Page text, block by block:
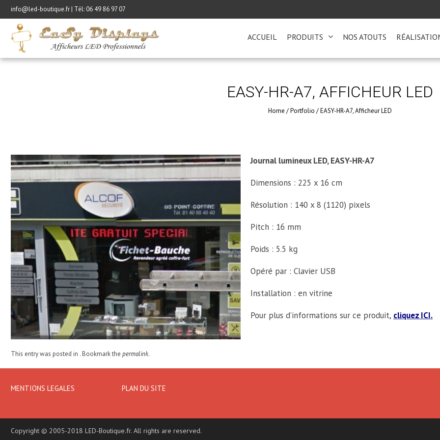
info@led-boutique.fr | Tél: 06 49 86 97 07
ACCUEIL PRODUITS NOS ATOUTS
EASY-HR-A7, AFFICHEUR LED
Home /Portfolio /EASY-HR-A7, Afficheur LED
Journal lumineux LED, EASY-HR-A7
Dimensions : 225 x 16 cm
Résolution : 140 x 8 (1120) pixels
Pitch : 16 mm
Poids : 5.5 kg
Opéré par : Clavier USB
Installation : en vitrine
Pour plus d’informations sur ce produit, cliquez ICI.
This entry was posted in . Bookmark the permalink.
MENTIONS LEGALES PLAN DU SITE
Copyright © 2005-2018 LED-Boutique.fr. All rights are reserved.